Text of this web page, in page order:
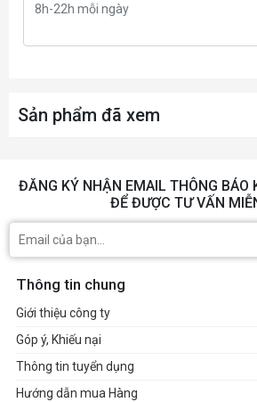
Sản phẩm đã xem
ĐĂNG KÝ NHẬN EMAIL THÔNG BÁO
ĐỂ ĐƯỢC TƯ VẤN
Thông tin chung
Giới thiệu công ty
Góp ý, Khiếu nại
Thông tin tuyển dụng
Hướng dẫn mua Hàng